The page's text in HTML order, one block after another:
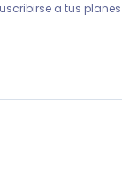
a tus